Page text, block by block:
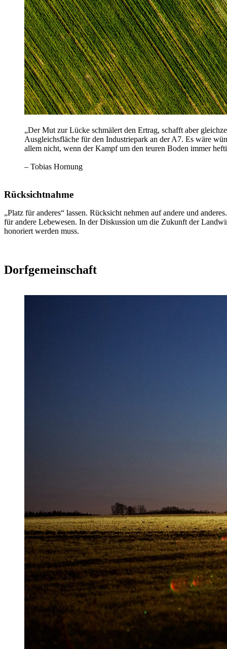
„Der Mut zur Lücke schmälert den Ertrag, schafft aber
Ausgleichsfläche für den Industriepark an der A7. Es wäre
allem nicht, wenn der Kampf um den teuren Boden immer
– Tobias Hornung
Rücksichtnahme
„Platz für anderes“ lassen. Rücksicht nehmen auf andere und
für andere Lebewesen. In der Diskussion um die Zukunft der
honoriert werden muss.
Dorfgemeinschaft